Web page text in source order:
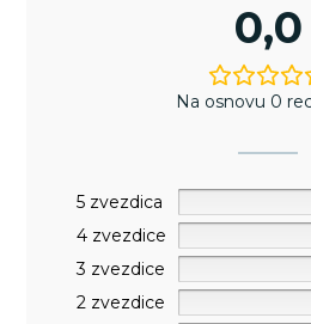
0,0
Na osnovu 0
5 zvezdica
4 zvezdice
3 zvezdice
2 zvezdice